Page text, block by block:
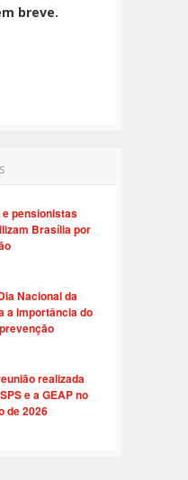
breve.
pensionistas
Brasília por
Nacional da
a importância do
realizada
e a GEAP no
de 2026